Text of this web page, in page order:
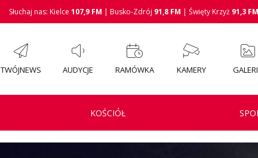
Słuchaj nas: Kielce 107,9 FM | Busko-Zdrój 91,8 FM | Święty Krzyż 91,3 FM
TWÓJNEWS AUDYCJE RAMÓWKA KAMERY
KOŚCIÓŁ